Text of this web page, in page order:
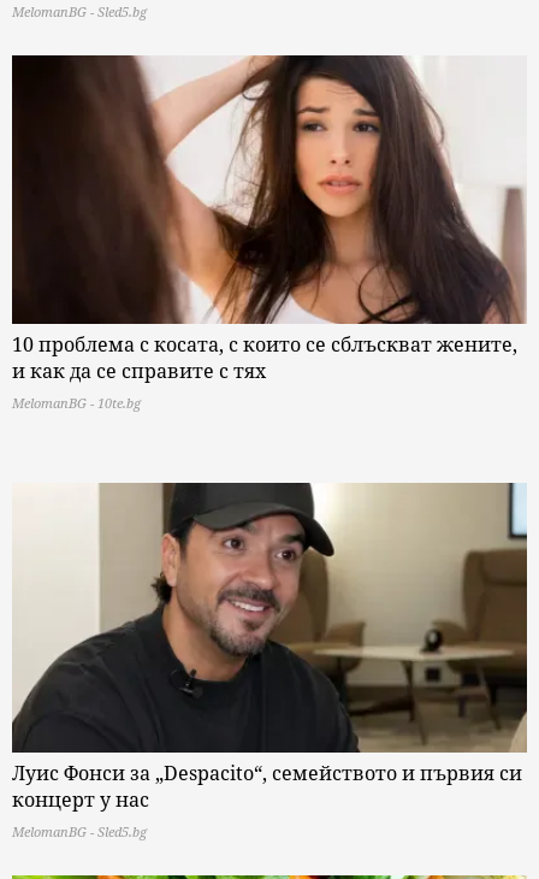
MelomanBG - Sled5.bg
10 проблема с косата, с които се сблъскват жените,
и как да се справите с тях
MelomanBG - 10te.bg
Луис Фонси за „Despacito“, семейството и първия си
концерт у нас
MelomanBG - Sled5.bg